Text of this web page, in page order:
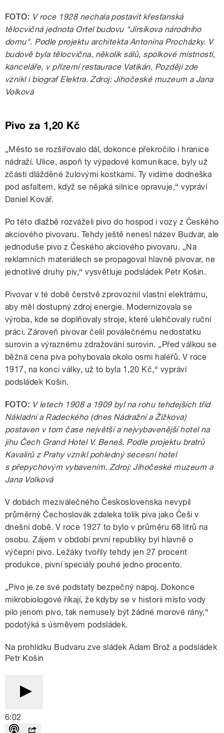
FOTO: V roce 1928 nechala postavit křesťanská
tělocvičná jednota Ortel budovu "Jirsíkova národního
domu". Podle projektu architekta Antonína Procházky. V
budově byla tělocvična, několik sálů, spolkové místnosti,
kanceláře, v přízemí restaurace Vatikán. Později zde
vznikl i biograf Elektra. Zdroj: Jihočeské muzeum a Jana
Volková
Pivo za 1,20 Kč
„Město se rozšiřovalo dál, dokonce překročilo i hranice
nádraží. Ulice, aspoň ty výpadové komunikace, byly už
zčásti dlážděné žulovými kostkami. Ty vidíme dodneška
pod asfaltem, když se nějaká silnice opravuje,“ vypráví
Daniel Kovář.
Po této dlažbě rozváželi pivo do hospod i vozy z Českého
akciového pivovaru. Tehdy ještě nenesl název Budvar, ale
jednoduše pivo z Českého akciového pivovaru. „Na
reklamních materiálech se propagoval hlavně pivovar, ne
jednotlivé druhy piv,“ vysvětluje podsládek Petr Košin.
Pivovar v té době čerstvě zprovoznil vlastní elektrárnu,
aby měl dostupný zdroj energie. Modernizovala se
výroba, kde se doplňovaly stroje, které ulehčovaly ruční
práci. Zároveň pivovar čelil poválečnému nedostatku
surovin a výraznému zdražování surovin. „Před válkou se
běžná cena piva pohybovala okolo osmi haléřů. V roce
1917, na konci války, už to byla 1,20 Kč,“ vypráví
podsládek Košin.
FOTO: V letech 1908 a 1909 byl na rohu tehdejších tříd
Nákladní a Radeckého (dnes Nádražní a Žižkova)
postaven v tom čase největší a nejvybavenější hotel na
jihu Čech Grand Hotel V. Beneš. Podle projektu bratrů
Kavalírů z Prahy vznikl pohledný secesní hotel
s přepychovým vybavením. Zdroj: Jihočeské muzeum a
Jana Volková
V dobách meziválečného Československa nevypil
průměrný Čechoslovák zdaleka tolik piva jako Češi v
dnešní době. V roce 1927 to bylo v průměru 68 litrů na
osobu. Zájem v období první republiky byl hlavně o
výčepní pivo. Ležáky tvořily tehdy jen 27 procent
produkce, pivní speciály pouhé jedno procento.
„Pivo je ze své podstaty bezpečný nápoj. Dokonce
mikrobiologové říkají, že kdyby se v historii místo vody
pilo jenom pivo, tak nemusely být žádné morové rány,“
podotýká s úsměvem podsládek.
Na prohlídku Budvaru zve sládek Adam Brož a podsládek
Petr Košin
6:02